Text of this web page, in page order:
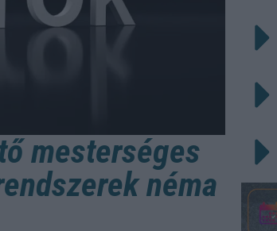
mesterséges
néma